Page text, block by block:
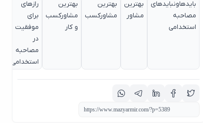
بایدهاونبایدهای
مصاحبه
استخدامی
بهترین
مشاور
بهترین
مشاورکسب
بهترین
مشاورکسب
رازهای
برای
موفقیت
مصاحبه
استخدامی
در